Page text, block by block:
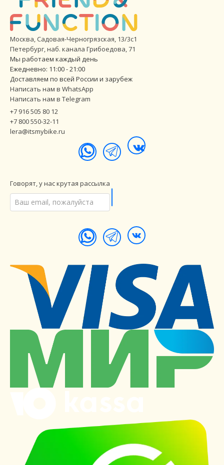
Москва, Садовая-Черногрязская, 13/3с1
Петербург,наб. канала Грибоедова, 71
Мы работаем каждый день
Ежедневно: 11:00 - 21:00
Доставляем по всей России и зарубеж
Написать нам в WhatsApp
Написать нам в Telegram
+7 916 505 80 12
+7 800 550-32-11
lera@itsmybike.ru
Говорят, у нас крутая рассылка